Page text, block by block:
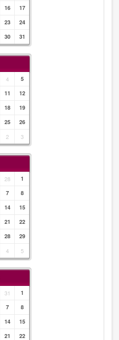
16
17
23
24
30 31
4
5
11
12
18
19
25
26
2 3
28
1
7
8
14
15
21
22
28
29
4 5
31
1
7
8
14
15
21
22